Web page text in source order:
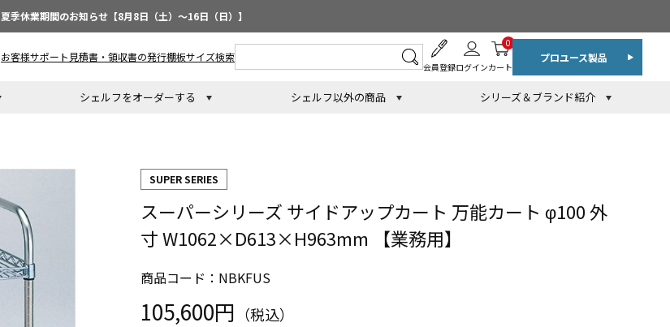
夏季休業期間のお知らせ【8月8日（土）～16日（日）】
お客様サポート 見積書・領収書の発行棚板サイズ検索
会員登録ログインカート
0
プロユース製品
シェルフをオーダーする シェルフ以外の商品 シリーズ＆ブランド紹介
SUPER SERIES
スーパーシリーズ サイドアップカート 万能カート φ100 外
寸 W1062×D613×H963mm 【業務用】
商品コード：NBKFUS
105,600円 （税込）